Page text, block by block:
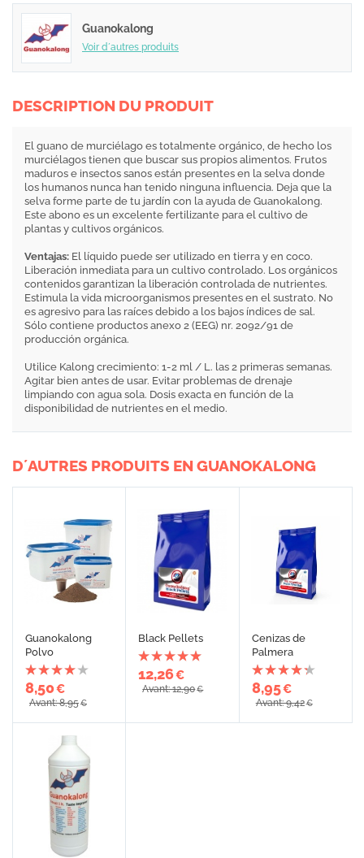
Guanokalong
Voir d´autres produits
DESCRIPTION DU PRODUIT
El guano de murciélago es totalmente orgánico, de hecho los
murciélagos tienen que buscar sus propios alimentos. Frutos
maduros e insectos sanos están presentes en la selva donde
los humanos nunca han tenido ninguna influencia. Deja que la
selva forme parte de tu jardín con la ayuda de Guanokalong.
Este abono es un excelente fertilizante para el cultivo de
plantas y cultivos orgánicos.
Ventajas: El líquido puede ser utilizado en tierra y en coco.
Liberación inmediata para un cultivo controlado. Los orgánicos
contenidos garantizan la liberación controlada de nutrientes.
Estimula la vida microorganismos presentes en el sustrato. No
es agresivo para las raíces debido a los bajos índices de sal.
Sólo contiene productos anexo 2 (EEG) nr. 2092/91 de
producción orgánica.
Utilice Kalong crecimiento: 1-2 ml / L. las 2 primeras semanas.
Agitar bien antes de usar. Evitar problemas de drenaje
limpiando con agua sola. Dosis exacta en función de la
disponibilidad de nutrientes en el medio.
D´AUTRES PRODUITS EN GUANOKALONG
Guanokalong
Polvo
8,50€
Avant: 8,95€
Black Pellets
12,26€
Avant: 12,90€
Cenizas de
Palmera
8,95€
Avant: 9,42€